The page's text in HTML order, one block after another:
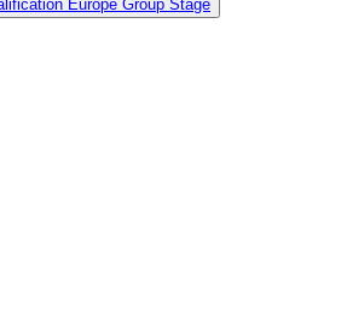
Europe Group Stage